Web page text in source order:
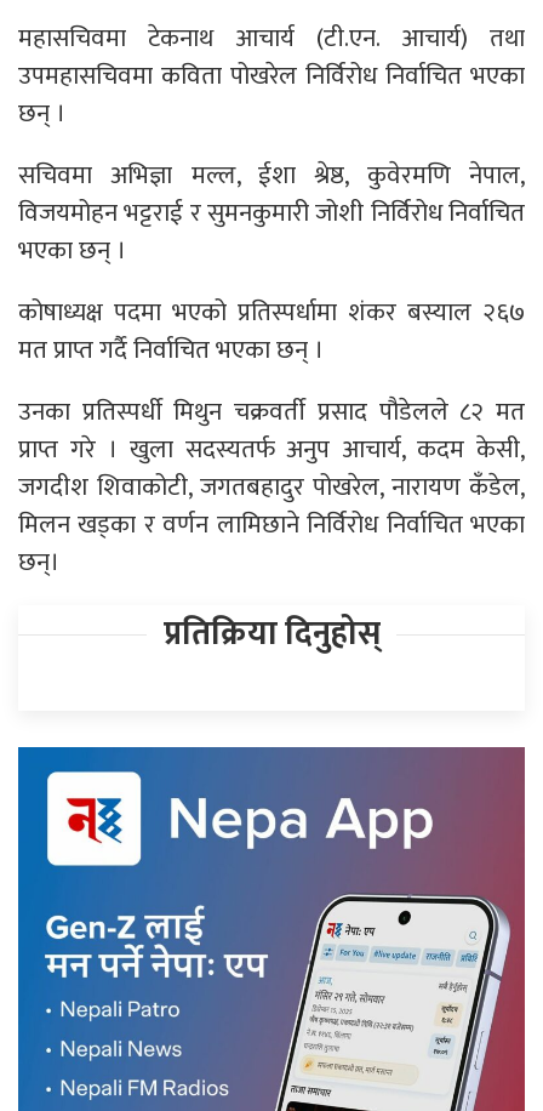
महासचिवमा टेकनाथ आचार्य (टी.एन. आचार्य) तथा
उपमहासचिवमा कविता पोखरेल निर्विरोध निर्वाचित भएका
छन् ।
सचिवमा अभिज्ञा मल्ल, ईशा श्रेष्ठ, कुवेरमणि नेपाल,
विजयमोहन भट्टराई र सुमनकुमारी जोशी निर्विरोध निर्वाचित
भएका छन् ।
कोषाध्यक्ष पदमा भएको प्रतिस्पर्धामा शंकर बस्याल २६७
मत प्राप्त गर्दै निर्वाचित भएका छन् ।
उनका प्रतिस्पर्धी मिथुन चक्रवर्ती प्रसाद पौडेलले ८२ मत
प्राप्त गरे । खुला सदस्यतर्फ अनुप आचार्य, कदम केसी,
जगदीश शिवाकोटी, जगतबहादुर पोखरेल, नारायण कँडेल,
मिलन खड्का र वर्णन लामिछाने निर्विरोध निर्वाचित भएका
छन्।
प्रतिक्रिया दिनुहोस्